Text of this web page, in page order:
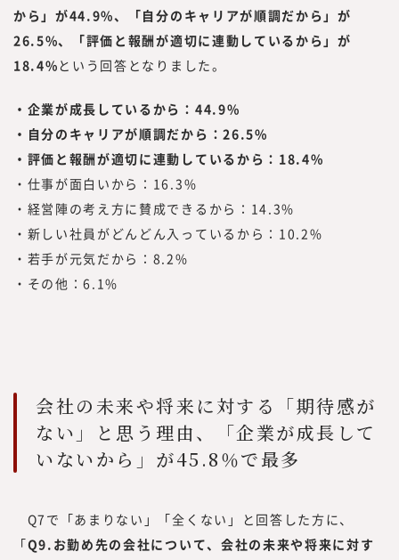
から」が44.9%、「自分のキャリアが順調だから」が
26.5%、「評価と報酬が適切に連動しているから」が
18.4% という回答となりました。
・企業が成長しているから：44.9%
・自分のキャリアが順調だから：26.5%
・評価と報酬が適切に連動しているから：18.4%
・仕事が面白いから：16.3%
・経営陣の考え方に賛成できるから：14.3%
・新しい社員がどんどん入っているから：10.2%
・若手が元気だから：8.2%
・その他：6.1%
会社の未来や将来に対する「期待感が
ない」と思う理由、「企業が成長して
いないから」が45.8％で最多
Q7で「あまりない」「全くない」と回答した方に、
「Q9.お勤め先の会社について、会社の未来や将来に対す